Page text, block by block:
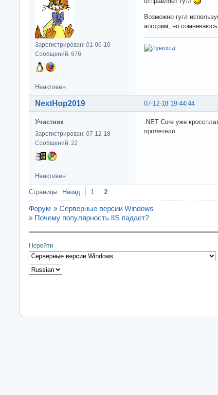
Зарегистрирован: 01-06-10
Сообщений: 676
Возможно гугл
апстрим, но
Неактивен
07-12-18 19:44:44
NextHop2019
Участник
Зарегистрирован: 07-12-18
Сообщений: 22
.NET Core уже
пролетело...
Неактивен
Страницы Назад 1 2
Форум » Серверные версии Windows
» Почему популярность IIS падает?
Перейти